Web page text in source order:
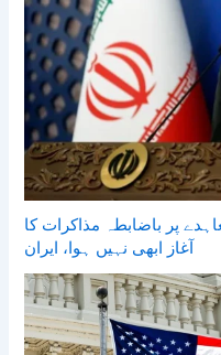
پر باضابطہ مذاکرات کا
آغاز ابھی نہیں ہوا، ایران